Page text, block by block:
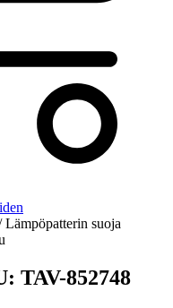
Lämpöpatterin suoja
TAV-852748